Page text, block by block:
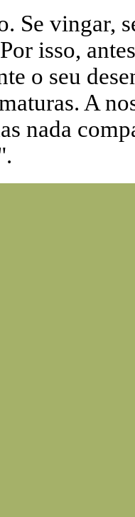
Se vingar,
isso,
o seu
A
nada